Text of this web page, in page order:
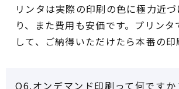
リンタは実際の印刷の色に極力近
り、また費用も安価です。プリン
して、ご納得いただけたら本番の印
Q6.オンデマンド印刷って何ですか